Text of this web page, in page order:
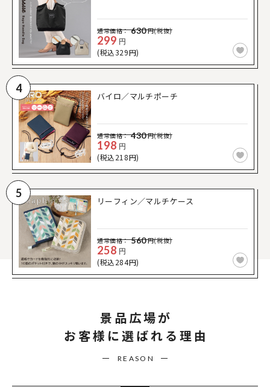
通常価格： 630円(税抜)
299 円
(税込329円)
4
バイロ／マルチポーチ
通常価格： 430円(税抜)
198 円
(税込218円)
5
リーフィン／マルチケース
通常価格： 560円(税抜)
258 円
(税込284円)
景品広場が
お客様に選ばれる理由
REASON